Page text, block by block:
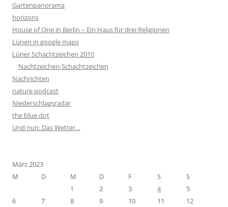
Gartenpanorama
horizons
House of One in Berlin – Ein Haus für drei Religionen
Lünen in google maps
Lüner Schachtzeichen 2010
Nachtzeichen-Schachtzeichen
Nachrichten
nature podcast
Niederschlagsradar
the blue dot
Und nun: Das Wetter…
März 2023
M
D M D F S
S
1
2 3 4
5
6
7 8 9 10 11
12